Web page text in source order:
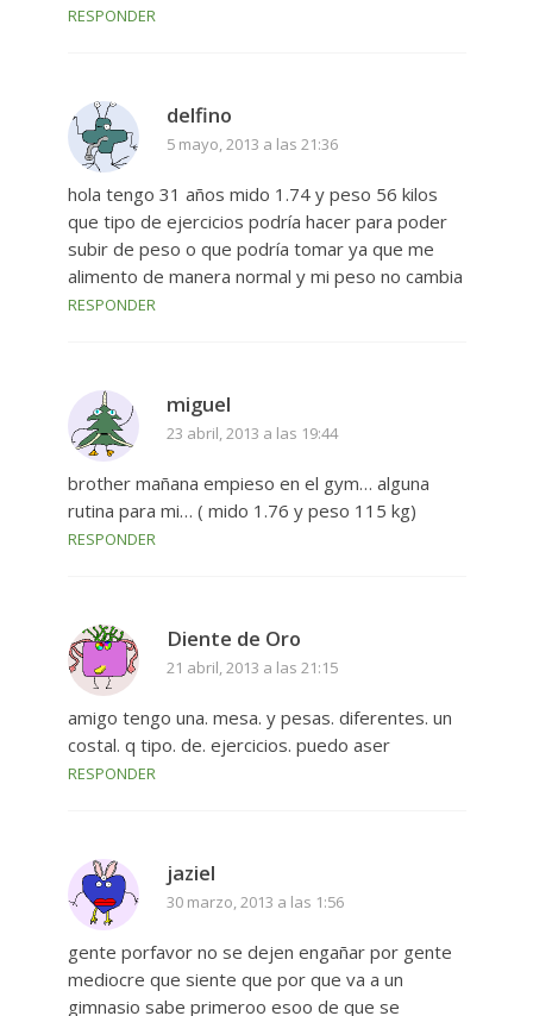
RESPONDER
delfino
5 mayo, 2013 a las 21:36
hola tengo 31 años mido 1.74 y peso 56 kilos
que tipo de ejercicios podría hacer para poder
subir de peso o que podría tomar ya que me
alimento de manera normal y mi peso no cambia
RESPONDER
miguel
23 abril, 2013 a las 19:44
brother mañana empieso en el gym… alguna
rutina para mi… ( mido 1.76 y peso 115 kg)
RESPONDER
Diente de Oro
21 abril, 2013 a las 21:15
amigo tengo una. mesa. y pesas. diferentes. un
costal. q tipo. de. ejercicios. puedo aser
RESPONDER
jaziel
30 marzo, 2013 a las 1:56
gente porfavor no se dejen engañar por gente
mediocre que siente que por que va a un
gimnasio sabe primeroo esoo de que se